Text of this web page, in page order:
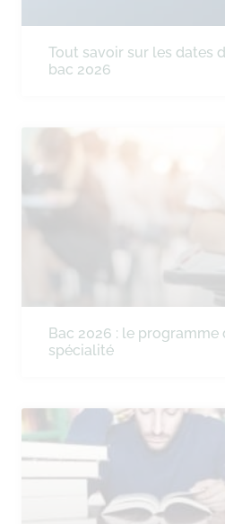
Tout savoir sur les dates
bac 2026
Bac 2026 : le programme
spécialité